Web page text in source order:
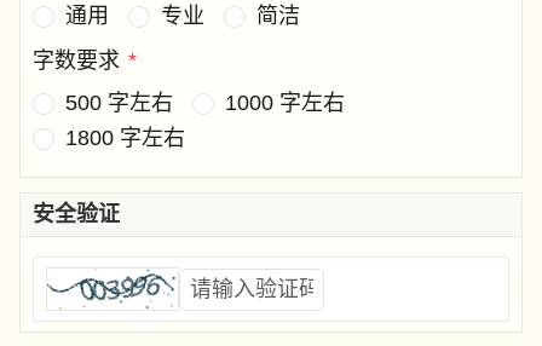
通用
专业
简洁
字数要求 *
500 字左右
1000 字左右
1800 字左右
安全验证